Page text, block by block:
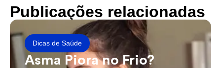
Publicações relacionadas
Dicas de Saúde
Asma Piora no Frio?